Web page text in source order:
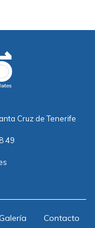
Cruz de Tenerife
49
Contacto